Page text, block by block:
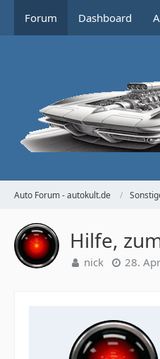
Forum Dashboard
Auto Forum - autokult.de
Hilfe,
nick 28.